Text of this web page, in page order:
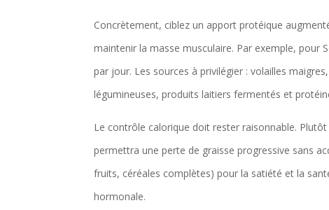
Concrètement, ciblez un apport protéique
maintenir la masse musculaire. Par exemple, pour
par jour. Les sources à privilégier : volailles
légumineuses, produits laitiers fermentés et
Le contrôle calorique doit rester raisonnable.
permettra une perte de graisse progressive sans
fruits, céréales complètes) pour la satiété et la
hormonale.